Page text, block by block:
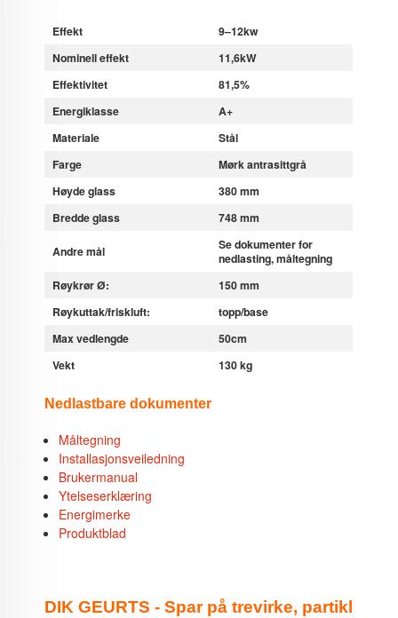
Effekt
9–12kw
Nominell effekt
11,6kW
Effektivitet
81,5%
Energiklasse
A+
Materiale
Stål
Farge
Mørk antrasittgrå
Høyde glass
380 mm
Bredde glass
748 mm
Andre mål
Se dokumenter for
nedlasting, måltegning
Røykrør Ø:
150 mm
Røykuttak/friskluft:
topp/base
Max vedlengde
50cm
Vekt
130 kg
Nedlastbare dokumenter
Måltegning
Installasjonsveiledning
Brukermanual
Ytelseserklæring
Energimerke
Produktblad
DIK GEURTS - Spar på trevirke, partikler